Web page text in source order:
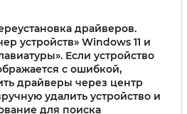
драйверов.
устройств» Windows 11 и
Если устройство
с ошибкой,
драйверы через центр
удалить устройство и
для поиска